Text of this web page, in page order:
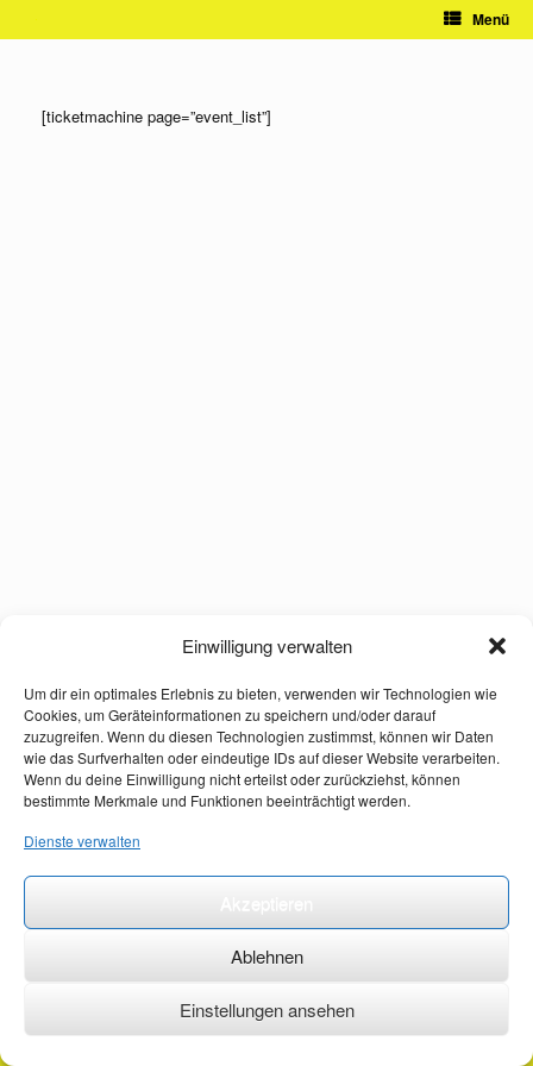
Einwilligung verwalten
Um dir ein optimales Erlebnis zu bieten, verwenden wir Technologien wie
Cookies, um Geräteinformationen zu speichern und/oder darauf
zuzugreifen. Wenn du diesen Technologien zustimmst, können wir Daten
wie das Surfverhalten oder eindeutige IDs auf dieser Website verarbeiten.
Wenn du deine Einwilligung nicht erteilst oder zurückziehst, können
bestimmte Merkmale und Funktionen beeinträchtigt werden.
Dienste verwalten
Ablehnen
Einstellungen ansehen
Menü
[ticketmachine page=”event_list”]
©2026 ·erstehilfekurs-mauch.de ·AGB ·Datenschutzerklärung ·Impressum ·